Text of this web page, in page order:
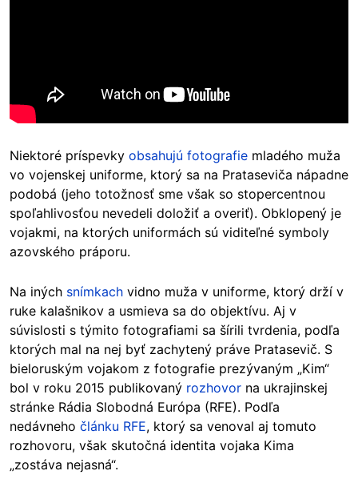
Niektoré príspevky obsahujú fotografie mladého muža
vo vojenskej uniforme, ktorý sa na Prataseviča nápadne
podobá (jeho totožnosť sme však so stopercentnou
spoľahlivosťou nevedeli doložiť a overiť). Obklopený je
vojakmi, na ktorých uniformách sú viditeľné symboly
azovského práporu.
Na iných snímkach vidno muža v uniforme, ktorý drží v
ruke kalašnikov a usmieva sa do objektívu. Aj v
súvislosti s týmito fotografiami sa šírili tvrdenia, podľa
ktorých mal na nej byť zachytený práve Pratasevič. S
bieloruským vojakom z fotografie prezývaným „Kim“
bol v roku 2015 publikovaný rozhovor na ukrajinskej
stránke Rádia Slobodná Európa (RFE). Podľa
nedávneho článku RFE, ktorý sa venoval aj tomuto
rozhovoru, však skutočná identita vojaka Kima
„zostáva nejasná“.